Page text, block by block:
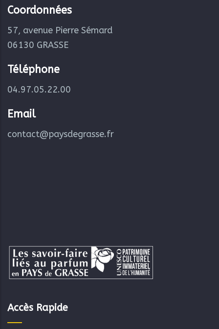
Coordonnées
57, avenue Pierre Sémard
06130 GRASSE
Téléphone
04.97.05.22.00
Email
contact@paysdegrasse.fr
Accès Rapide